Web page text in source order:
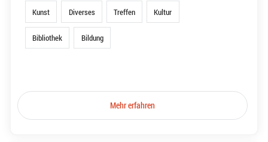
Kunst Diverses Treffen Kultur
Bibliothek Bildung
Mehr erfahren